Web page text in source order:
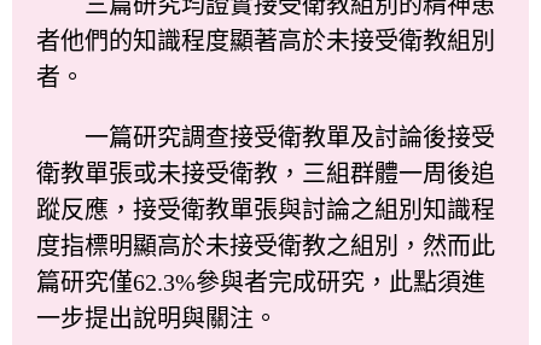
者他們的知識程度顯著高於未接受衛教組別
者。
一篇研究調查接受衛教單及討論後接受
衛教單張或未接受衛教，三組群體一周後追
蹤反應，接受衛教單張與討論之組別知識程
度指標明顯高於未接受衛教之組別，然而此
篇研究僅62.3%參與者完成研究，此點須進
一步提出說明與關注。